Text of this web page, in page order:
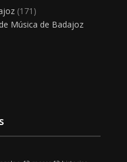
(171)
Música de Badajoz